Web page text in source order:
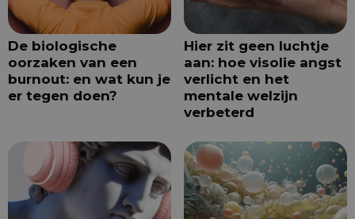
De biologische
oorzaken van een
burnout: en wat kun je
er tegen doen?
Hier zit geen luchtje
aan: hoe visolie angst
verlicht en het
mentale welzijn
verbeterd